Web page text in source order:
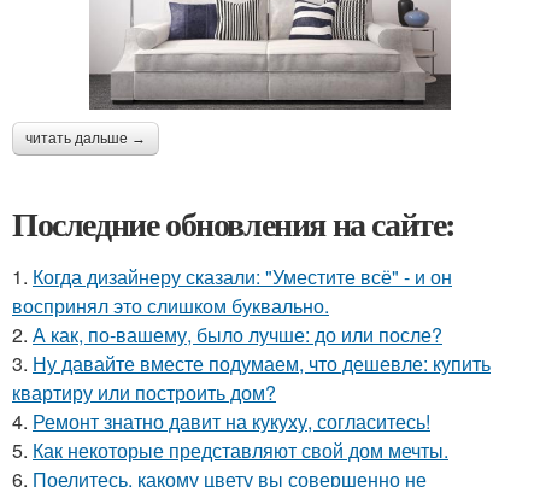
читать дальше →
Последние обновления на сайте:
1. Когда дизайнеру сказали: "Уместите всё" - и он
воспринял это слишком буквально.
2. А как, по-вашему, было лучше: до или после?
3. Ну давайте вместе подумаем, что дешевле: купить
квартиру или построить дом?
4. Ремонт знатно давит на кукуху, согласитесь!
5. Как некоторые представляют свой дом мечты.
6. Поелитесь, какому цвету вы совершенно не